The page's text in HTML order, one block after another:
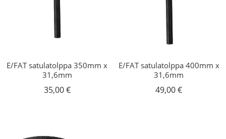
E/FAT satulatolppa 350mm x
31,6mm
35,00€
E/FAT satulatolppa 400mm x
31,6mm
49,00€